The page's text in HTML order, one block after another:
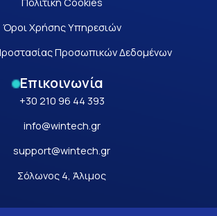
Όροι Χρήσης Υπηρεσιών
Προσωπικών Δεδομένων
Επικοινωνία
+30 210 96 44 393
info@wintech.gr
support@wintech.gr
Σόλωνος 4, Άλιμος